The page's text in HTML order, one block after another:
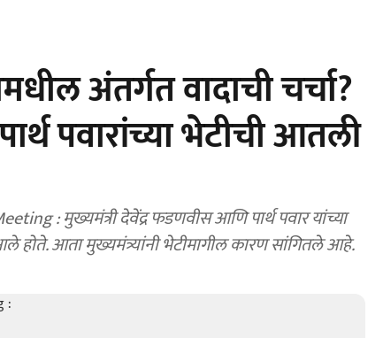
अंतर्गत वादाची चर्चा?
पवारांच्या भेटीची आतली
आले होते. आता मुख्यमंत्र्यांनी भेटीमागील कारण सांगितले आहे.